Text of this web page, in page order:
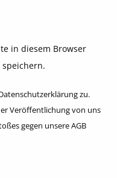
in diesem Browser
zu.
Veröffentlichung von uns
gegen unsere AGB